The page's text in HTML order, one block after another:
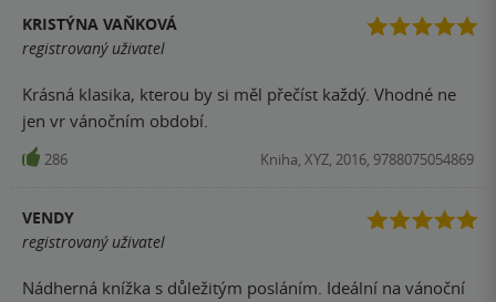
KRISTÝNA VAŇKOVÁ
registrovaný uživatel
Krásná klasika, kterou by si měl přečíst každý. Vhodné ne
jen vr vánočním období.
286 Kniha, XYZ, 2016, 9788075054869
VENDY
registrovaný uživatel
Nádherná knížka s důležitým posláním. Ideální na vánoční